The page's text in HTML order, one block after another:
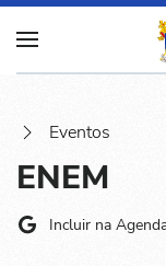
Eventos
ENEM
Incluir na